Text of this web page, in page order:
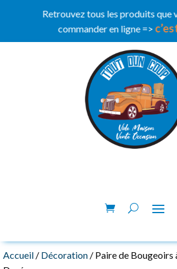
Retrouvez tous les produits que
commander en ligne =>
Accueil / Décoration / Paire de Bougeoirs